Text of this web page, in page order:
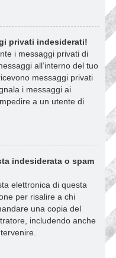
privati indesiderati!
i messaggi privati ​​di
all’interno del tuo
messaggi privati
i messaggi ai
a un utente di
indesiderata o spam
elettronica di questa
per risalire a chi
una copia del
includendo anche